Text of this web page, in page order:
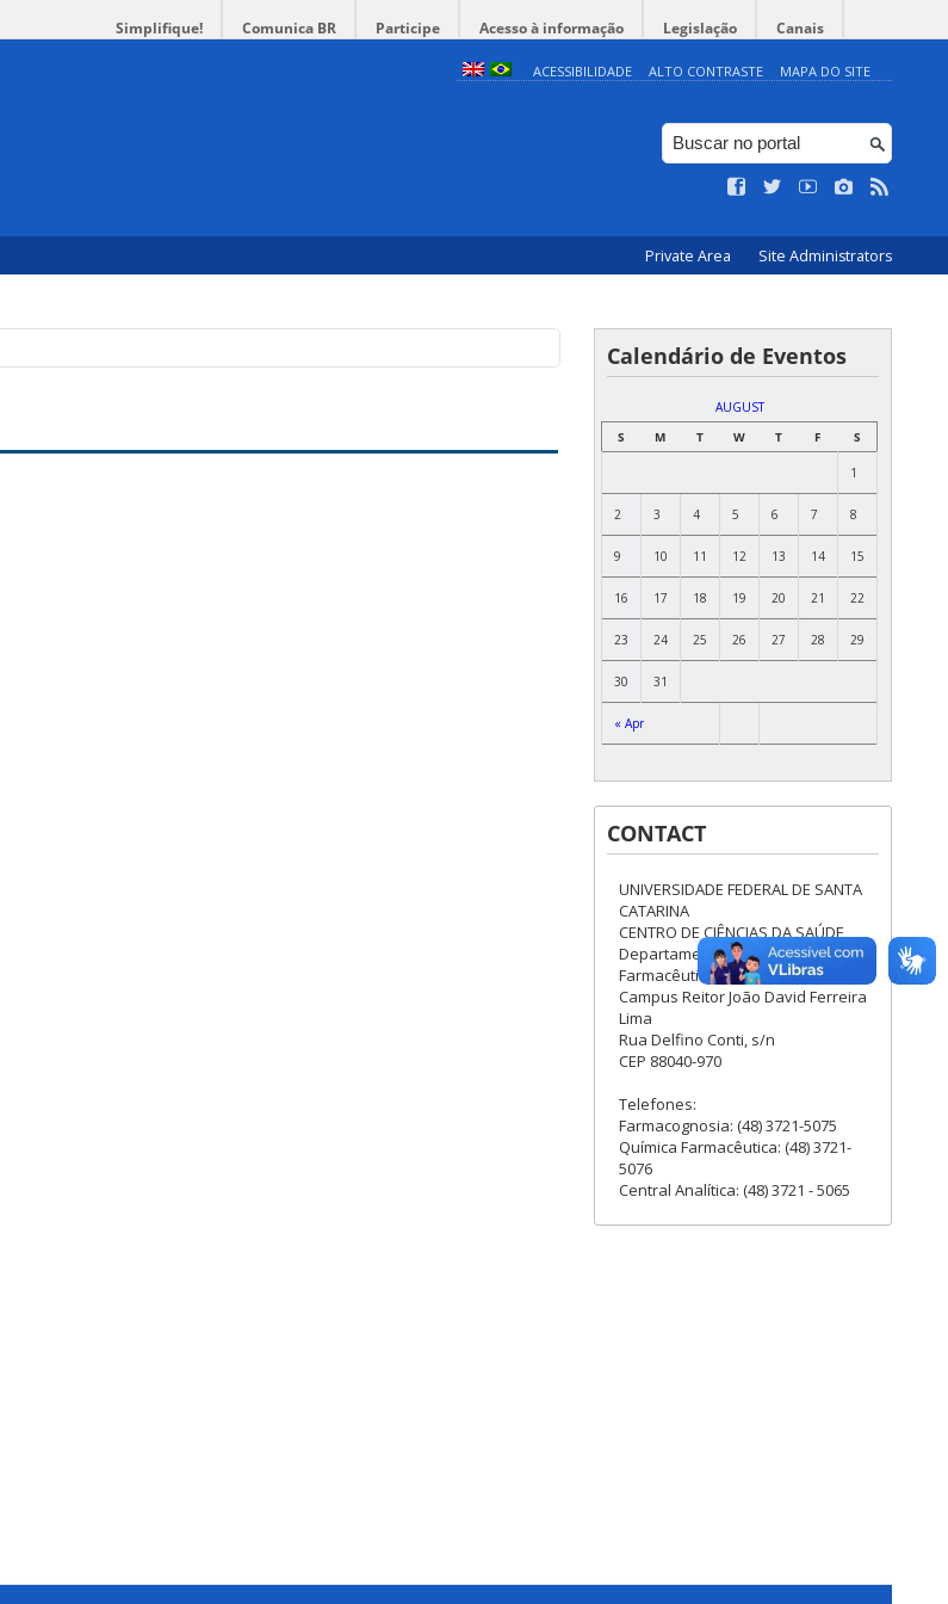
Simplifique! Comunica BR Participe Acesso à informação Legislação Canais
ACESSIBILIDADE ALTO CONTRASTE MAPA DO SITE
Private Area Site Administrators
Calendário de Eventos
AUGUST
S
M T W T F S
« Apr
1
2 3 4 5 6 7 8
9 10 11 12 13 14 15
16 17 18 19 20 21 22
23 24 25 26 27 28 29
30 31
CONTACT
UNIVERSIDADE FEDERAL DE SANTA
CATARINA
CENTRO DE CIÊNCIAS DA SAÚDE
Departamento de Ciências
Farmacêuticas-Blocos J/K
Campus Reitor João David Ferreira
Lima
Rua Delfino Conti, s/n
CEP 88040-970
Telefones:
Farmacognosia: (48) 3721-5075
Química Farmacêutica: (48) 3721-
5076
Central Analítica: (48) 3721 - 5065